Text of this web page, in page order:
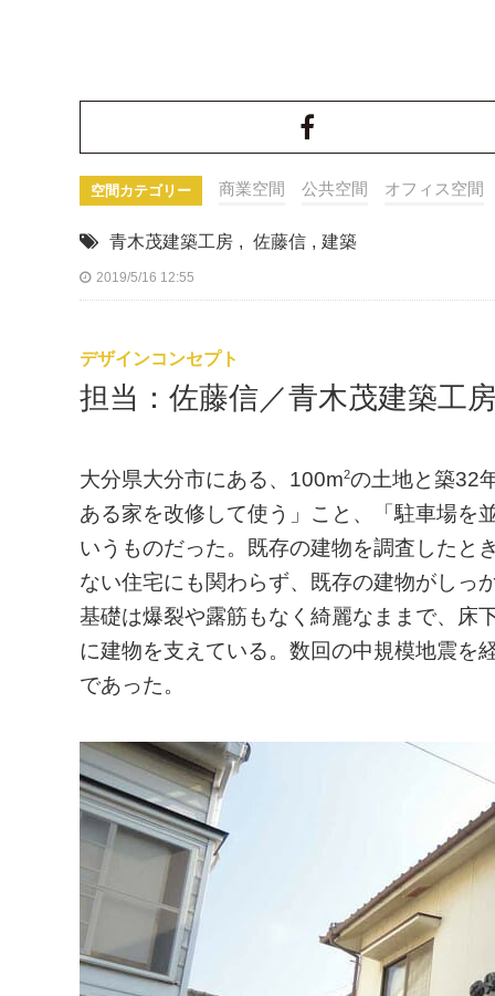
空間カテゴリー 商業空間 公共空間 オフィス空間
青木茂建築工房 , 佐藤信 , 建築
2019/5/16 12:55
デザインコンセプト
担当：佐藤信／青木茂建築工
大分県大分市にある、100m2の土地と築32
ある家を改修して使う」こと、「駐車場を
いうものだった。既存の建物を調査したと
ない住宅にも関わらず、既存の建物がしっ
基礎は爆裂や露筋もなく綺麗なままで、床
に建物を支えている。数回の中規模地震を
であった。